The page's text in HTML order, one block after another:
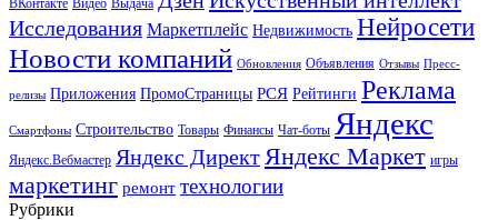
ВКонтакте Видео Выдача
Исследования Маркетплейс Недвижимость Нейросети
Новости компаний Обновления Объявления Отзывы Пресс-
релизы Приложения ПромоСтраницы РСЯ Рейтинги Реклама
Смартфоны Строительство Товары Финансы Чат-боты Яндекс
Яндекс.Вебмастер Яндекс Директ Яндекс Маркет игры
маркетинг ремонт технологии
Рубрики